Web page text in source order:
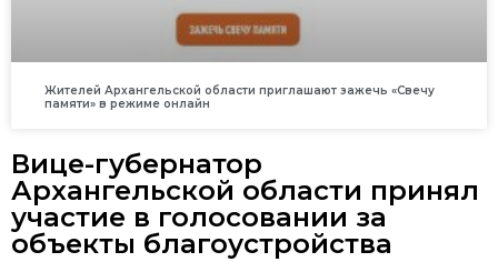
Жителей Архангельской области приглашают зажечь «Свечу
памяти» в режиме онлайн
Вице-губернатор
Архангельской области принял
участие в голосовании за
объекты благоустройства